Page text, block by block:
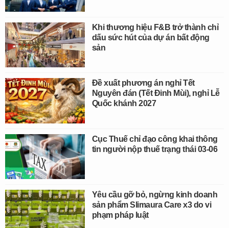
Khi thương hiệu F&B trở thành chỉ
dấu sức hút của dự án bất động
sản
Đề xuất phương án nghỉ Tết
Nguyên đán (Tết Đinh Mùi), nghỉ Lễ
Quốc khánh 2027
Cục Thuế chỉ đạo công khai thông
tin người nộp thuế trạng thái 03-06
Yêu cầu gỡ bỏ, ngừng kinh doanh
sản phẩm Slimaura Care x3 do vi
phạm pháp luật